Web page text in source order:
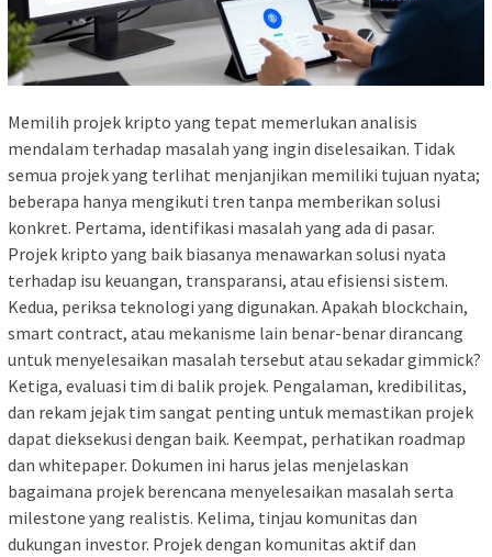
Memilih projek kripto yang tepat memerlukan analisis
mendalam terhadap masalah yang ingin diselesaikan. Tidak
semua projek yang terlihat menjanjikan memiliki tujuan nyata;
beberapa hanya mengikuti tren tanpa memberikan solusi
konkret. Pertama, identifikasi masalah yang ada di pasar.
Projek kripto yang baik biasanya menawarkan solusi nyata
terhadap isu keuangan, transparansi, atau efisiensi sistem.
Kedua, periksa teknologi yang digunakan. Apakah blockchain,
smart contract, atau mekanisme lain benar-benar dirancang
untuk menyelesaikan masalah tersebut atau sekadar gimmick?
Ketiga, evaluasi tim di balik projek. Pengalaman, kredibilitas,
dan rekam jejak tim sangat penting untuk memastikan projek
dapat dieksekusi dengan baik. Keempat, perhatikan roadmap
dan whitepaper. Dokumen ini harus jelas menjelaskan
bagaimana projek berencana menyelesaikan masalah serta
milestone yang realistis. Kelima, tinjau komunitas dan
dukungan investor. Projek dengan komunitas aktif dan